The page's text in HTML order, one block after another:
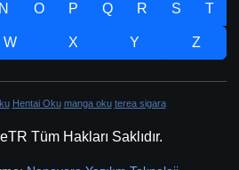
N O P Q R S T
W X Y Z
Hentai Oku manga oku terea sigara
Tüm Hakları Saklıdır.